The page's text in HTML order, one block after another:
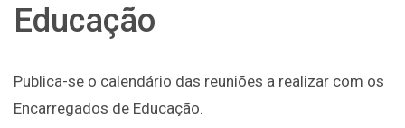
Educação
Publica-se o calendário das reuniões a realizar com os
Encarregados de Educação.